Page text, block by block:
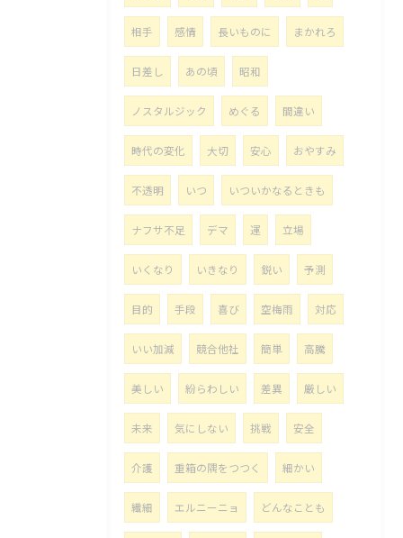
相手 感情 長いものに まかれろ
日差し あの頃 昭和
ノスタルジック めぐる 間違い
時代の変化 大切 安心 おやすみ
不透明 いつ いついかなるときも
ナフサ不足 デマ 運 立場
いくなり いきなり 鋭い 予測
目的 手段 喜び 空梅雨 対応
いい加減 競合他社 簡単 高騰
美しい 紛らわしい 差異 厳しい
未来 気にしない 挑戦 安全
介護 重箱の隅をつつく 細かい
繊細 エルニーニョ どんなことも